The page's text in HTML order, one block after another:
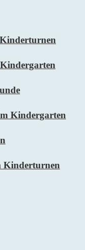
Kindergarten
Kinderturnen